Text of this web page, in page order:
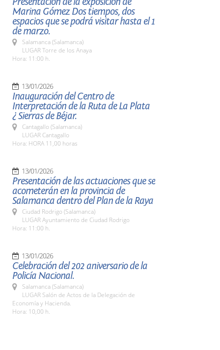
Marina Gómez Dos tiempos, dos
espacios que se podrá visitar hasta el 1
de marzo.
Salamanca (Salamanca)
LUGAR Torre de los Anaya
Hora: 11:00 h.
13/01/2026
Inauguración del Centro de
Interpretación de la Ruta de La Plata
¿ Sierras de Béjar.
Cantagallo (Salamanca)
LUGAR Cantagallo
Hora: HORA 11,00 horas
13/01/2026
Presentación de las actuaciones que se
acometerán en la provincia de
Salamanca dentro del Plan de la Raya
Ciudad Rodrigo (Salamanca)
LUGAR Ayuntamiento de Ciudad Rodrigo
Hora: 11:00 h.
13/01/2026
Celebración del 202 aniversario de la
Policía Nacional.
Salamanca (Salamanca)
LUGAR Salón de Actos de la Delegación de
Economía y Hacienda.
Hora: 10,00 h.